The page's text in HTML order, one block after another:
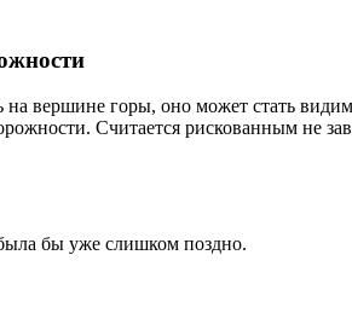
на вершине горы, оно может стать
Считается рискованным не
бы уже слишком поздно.